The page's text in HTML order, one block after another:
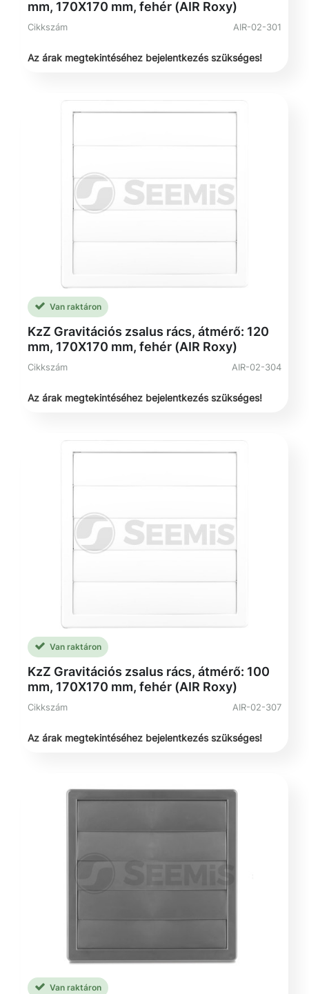
mm, 170X170 mm, fehér (AIR Roxy)
Cikkszám AIR-02-301
Az árak megtekintéséhez bejelentkezés szükséges!
Van raktáron
KzZ Gravitációs zsalus rács, átmérő: 120
mm, 170X170 mm, fehér (AIR Roxy)
Cikkszám AIR-02-304
Az árak megtekintéséhez bejelentkezés szükséges!
Van raktáron
KzZ Gravitációs zsalus rács, átmérő: 100
mm, 170X170 mm, fehér (AIR Roxy)
Cikkszám AIR-02-307
Az árak megtekintéséhez bejelentkezés szükséges!
Van raktáron